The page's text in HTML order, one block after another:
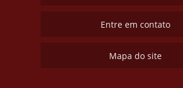
Entre em contato
Mapa do site